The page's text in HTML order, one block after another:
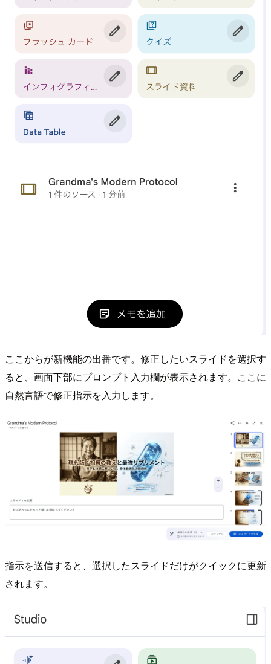
ここからが新機能の出番です。修正したいスライドを選択す
ると、画面下部にプロンプト入力欄が表示されます。ここに
自然言語で修正指示を入力します。
指示を送信すると、選択したスライドだけがクイックに更新
されます。